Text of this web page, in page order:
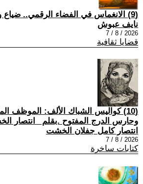
(9) الانغماس في الفضاء الرقمي.. ضياع واستلاب
نايف عبوش
2026 / 8 / 7
قضايا ثقافية
(10) كواليس الشباك الألف: الموظف
وحارس الدرج المفتوح .بقلم _انتصار
انتصار كامل جفلان الخشت
2026 / 8 / 7
كتابات ساخرة